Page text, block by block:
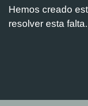
Hemos creado
resolver esta falta.